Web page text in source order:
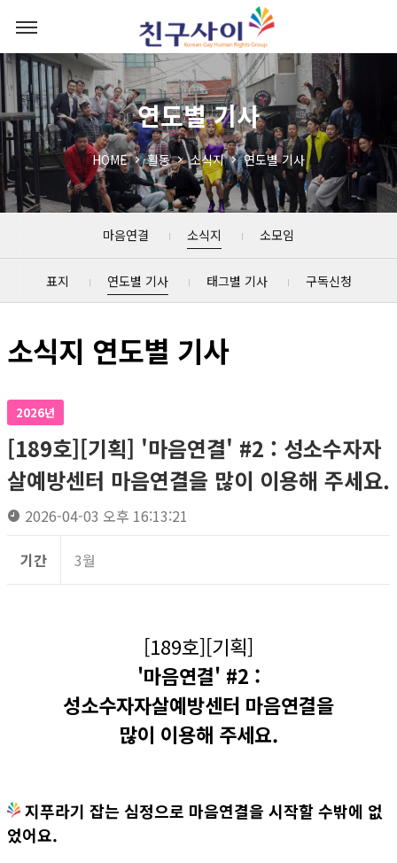
연도별 기사
HOME 활동 소식지 연도별 기사
마음연결 소식지 소모임
표지 연도별 기사 태그별 기사 구독신청
소식지 연도별 기사
2026년
[189호][기획] '마음연결' #2 : 성소수자자
살예방센터 마음연결을 많이 이용해 주세요.
2026-04-03 오후 16:13:21
기간 3월
[189호][기획]
'마음연결' #2 :
성소수자자살예방센터 마음연결을
많이 이용해 주세요.
지푸라기 잡는 심정으로 마음연결을 시작할 수밖에 없
었어요.